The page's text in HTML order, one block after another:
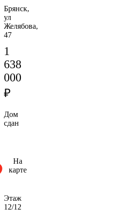
Брянск,
ул
Желябова,
47
1
638
000
₽
Дом
сдан
На
карте
Этаж
12/12